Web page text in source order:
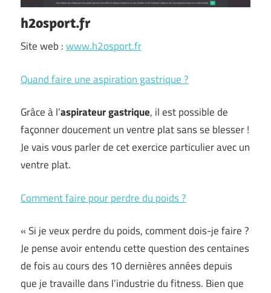
h2osport.fr
Site web :www.h2osport.fr
Quand faire une aspiration gastrique ?
Grâce à l’aspirateur gastrique, il est possible de
façonner doucement un ventre plat sans se blesser !
Je vais vous parler de cet exercice particulier avec un
ventre plat.
Comment faire pour perdre du poids ?
« Si je veux perdre du poids, comment dois-je faire ?
Je pense avoir entendu cette question des centaines
de fois au cours des 10 dernières années depuis
que je travaille dans l’industrie du fitness. Bien que